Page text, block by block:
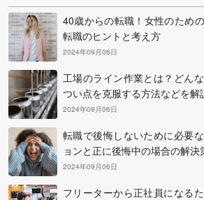
40歳からの転職！女性のため
転職のヒントと考え方
2024年09月06日
工場のライン作業とは？どん
つい点を克服する方法などを解
2024年09月06日
転職で後悔しないために必要
ョンと正に後悔中の場合の解決
2024年09月06日
フリーターから正社員になる